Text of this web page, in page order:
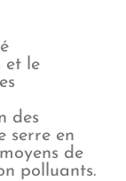
et le
des
serre en
de
polluants.